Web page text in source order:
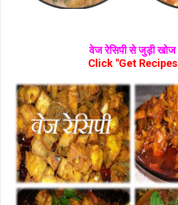
वेज रेसिपी से जुड़ी खोज
Click "Get Recipes